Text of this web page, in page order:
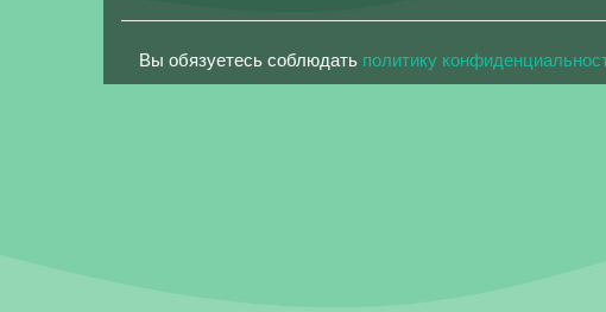
Вы обязуетесь соблюдать политику